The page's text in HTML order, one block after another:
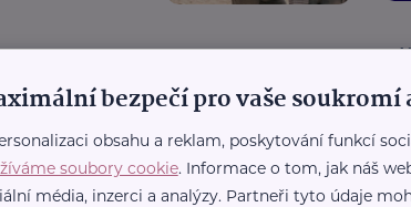
bezpečí pro vaše soukromí
obsahu a reklam, poskytování funkcí
soubory cookie. Informace o tom, jak náš
média, inzerci a analýzy. Partneři tyto údaje